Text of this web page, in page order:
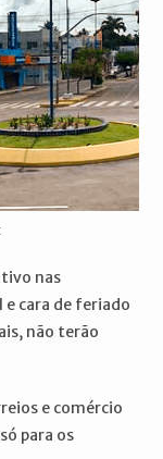
nas
cara de feriado
não terão
e comércio
para os